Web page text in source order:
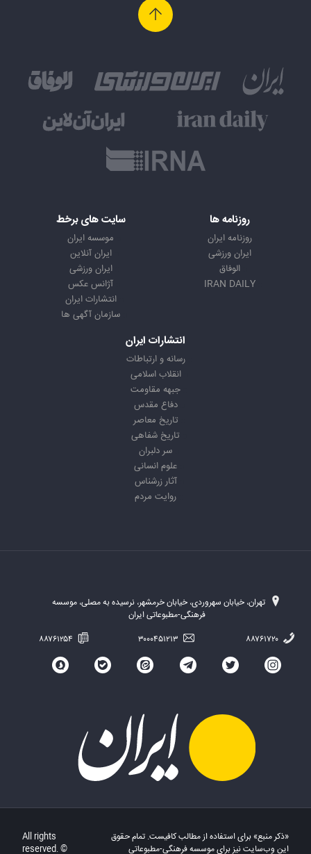
روزنامه ها
روزنامه ایران
ایران ورزشی
الوفاق
IRAN DAILY
سایت های برخط
موسسه ایران
ایران آنلاین
ایران ورزشی
آژانس عکس
انتشارات ایران
سازمان آگهی ها
انتشارات ایران
رسانه و ارتباطات
انقلاب اسلامی
جبهه مقاومت
دفاع مقدس
تاریخ معاصر
تاریخ شفاهی
سر دلبران
علوم انسانی
آثار زرشناس
روایت مردم
تهران، خیابان سهروردی، خیابان خرمشهر، نرسیده به مصلی، موسسه
فرهنگی-مطبوعاتی ایران
«ذکر منبع» برای استفاده از مطالب کافیست. تمام حقوق
این وب‌سایت نیز برای موسسه فرهنگی-مطبوعاتی
All rights
reserved. ©